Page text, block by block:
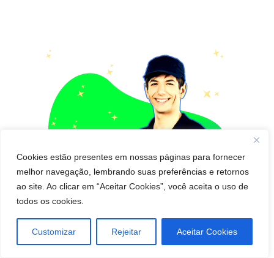
Cookies estão presentes em nossas páginas para fornecer
melhor navegação, lembrando suas preferências e retornos
ao site. Ao clicar em “Aceitar Cookies”, você aceita o uso de
todos os cookies.
Customizar Rejeitar Aceitar Cookies